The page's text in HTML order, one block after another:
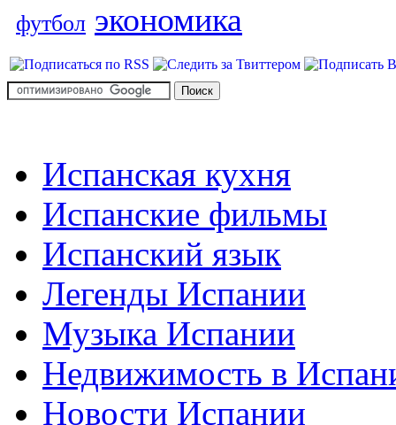
футбол экономика
Испанская кухня
Испанские фильмы
Испанский язык
Легенды Испании
Музыка Испании
Недвижимость в
Новости Испании